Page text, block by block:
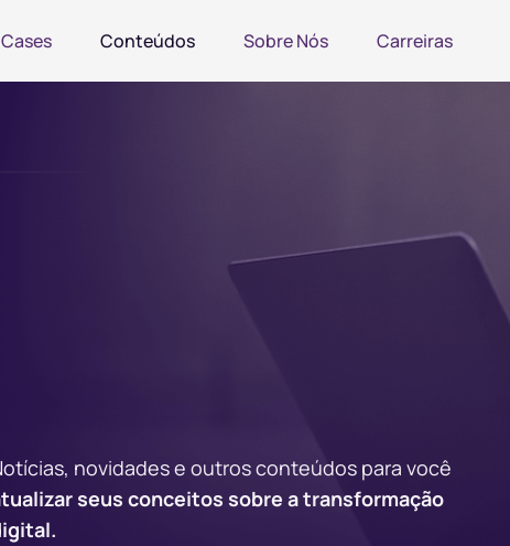
Cases Conteúdos Sobre Nós Carreiras
novidades e outros conteúdos para você
seus conceitos sobre a transformação